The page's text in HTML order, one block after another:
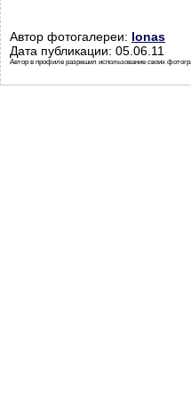
Автор фотогалереи: Ionas
Дата публикации: 05.06.11
Автор в профиле разрешил использование своих